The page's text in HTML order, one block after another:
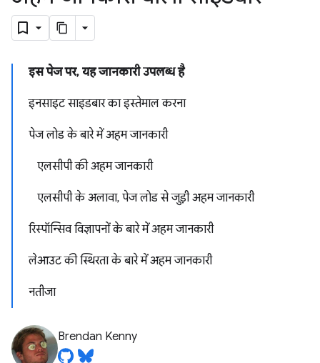
इस पेज पर, यह जानकारी उपलब्ध है
इनसाइट साइडबार का इस्तेमाल करना
पेज लोड के बारे में अहम जानकारी
एलसीपी की अहम जानकारी
एलसीपी के अलावा, पेज लोड से जुड़ी अहम जानकारी
रिस्पॉन्सिव विज्ञापनों के बारे में अहम जानकारी
लेआउट की स्थिरता के बारे में अहम जानकारी
नतीजा
Brendan Kenny